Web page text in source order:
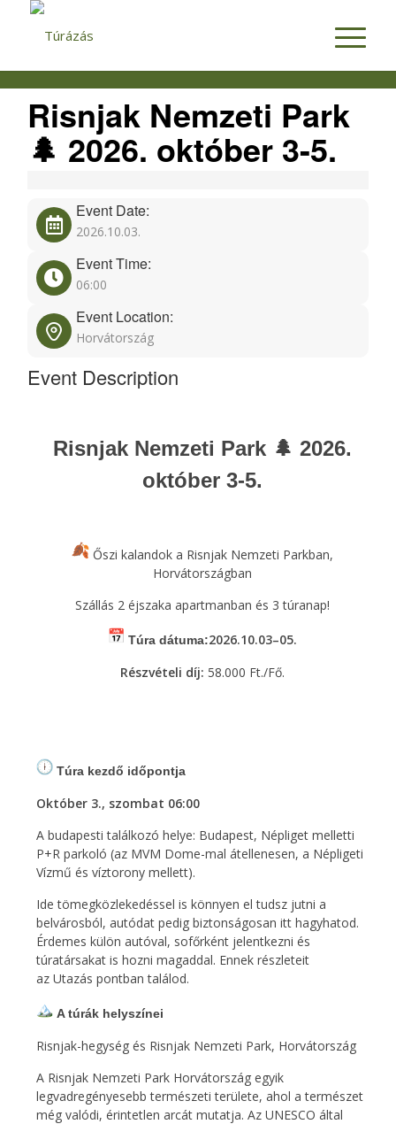
Risnjak Nemzeti Park
🌲 2026. október 3-5.
Event Date:
2026.10.03.
Event Time:
06:00
Event Location:
Horvátország
Event Description
Risnjak Nemzeti Park 🌲 2026.
október 3-5.
Őszi kalandok a Risnjak Nemzeti Parkban,
Horvátországban
Szállás 2 éjszaka apartmanban és 3 túranap!
Túra dátuma:2026.10.03–05.
Részvételi díj: 58.000 Ft./Fő.
Túra kezdő időpontja
Október 3., szombat 06:00
A budapesti találkozó helye: Budapest, Népliget melletti
P+R parkoló (az MVM Dome-mal átellenesen, a Népligeti
Vízmű és víztorony mellett).
Ide tömegközlekedéssel is könnyen el tudsz jutni a
belvárosból, autódat pedig biztonságosan itt hagyhatod.
Érdemes külön autóval, sofőrként jelentkezni és
túratársakat is hozni magaddal. Ennek részleteit
az Utazás pontban találod.
A túrák helyszínei
Risnjak-hegység és Risnjak Nemzeti Park, Horvátország
A Risnjak Nemzeti Park Horvátország egyik
legvadregényesebb természeti területe, ahol a természet
még valódi, érintetlen arcát mutatja. Az UNESCO által